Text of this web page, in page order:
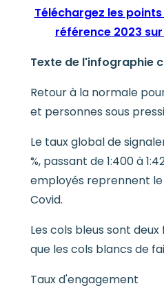
Téléchargez les
référence 2023
Texte de l'infographie
Retour à la normale
et personnes sous
Le taux global de
%, passant de 1:400 à
employés reprennent
Covid.
Les cols bleus sont
que les cols blancs de
Taux d'engagement